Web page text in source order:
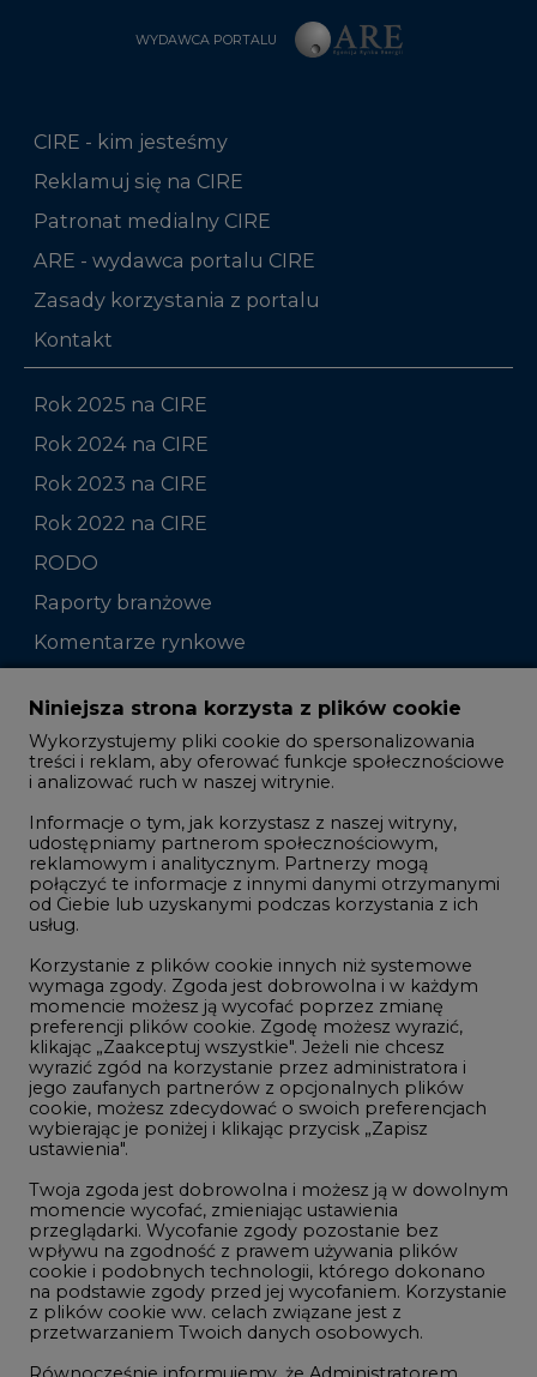
WYDAWCA PORTALU
CIRE - kim jesteśmy
Reklamuj się na CIRE
Patronat medialny CIRE
ARE - wydawca portalu CIRE
Zasady korzystania z portalu
Kontakt
Rok 2025 na CIRE
Rok 2024 na CIRE
Rok 2023 na CIRE
Rok 2022 na CIRE
RODO
Raporty branżowe
Komentarze rynkowe
Zmiany kadrowe na rynku
Studio CIRE
Rozmowy o energetyce
Gospodarka
Geopolityka
LTE450
Innowacje i AI
Telekomunikacja i IT
Handel emisjami CO2
Wodór
Górnictwo
Atom
Fotowoltaika
Offshore wind
Niniejsza strona korzysta z plików cookie
Wykorzystujemy pliki cookie do spersonalizowania
treści i reklam, aby oferować funkcje społecznościowe
i analizować ruch w naszej witrynie.
Informacje o tym, jak korzystasz z naszej witryny,
udostępniamy partnerom społecznościowym,
reklamowym i analitycznym. Partnerzy mogą
połączyć te informacje z innymi danymi otrzymanymi
od Ciebie lub uzyskanymi podczas korzystania z ich
usług.
Korzystanie z plików cookie innych niż systemowe
wymaga zgody. Zgoda jest dobrowolna i w każdym
momencie możesz ją wycofać poprzez zmianę
preferencji plików cookie. Zgodę możesz wyrazić,
klikając „Zaakceptuj wszystkie". Jeżeli nie chcesz
wyrazić zgód na korzystanie przez administratora i
jego zaufanych partnerów z opcjonalnych plików
cookie, możesz zdecydować o swoich preferencjach
wybierając je poniżej i klikając przycisk „Zapisz
ustawienia".
Twoja zgoda jest dobrowolna i możesz ją w dowolnym
momencie wycofać, zmieniając ustawienia
przeglądarki. Wycofanie zgody pozostanie bez
wpływu na zgodność z prawem używania plików
cookie i podobnych technologii, którego dokonano
na podstawie zgody przed jej wycofaniem. Korzystanie
z plików cookie ww. celach związane jest z
przetwarzaniem Twoich danych osobowych.
Równocześnie informujemy, że Administratorem